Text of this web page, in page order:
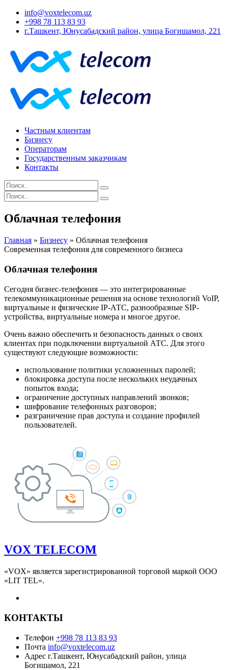
info@voxtelecom.uz
+998 78 113 83 93
г.Ташкент, Юнусабадский район, улица Богишамол, 221
Частным клиентам
Бизнесу
Операторам
Государственным заказчикам
Контакты
Облачная телефония
Главная » Бизнесу » Облачная телефония
Современная телефония для современного бизнеса
Облачная телефония
Сегодня бизнес-телефония — это интегрированные
телекоммуникационные решения на основе технологий VoIP,
виртуальные и физические IP-АТС, разнообразные SIP-
устройства, виртуальные номера и многое другое.
Очень важно обеспечить и безопасность данных о своих
клиентах при подключении виртуальной АТС. Для этого
существуют следующие возможности:
использование политики усложненных паролей;
блокировка доступа после нескольких неудачных
попыток входа;
ограничение доступных направлений звонков;
шифрование телефонных разговоров;
разграничение прав доступа и создание профилей
пользователей.
VOX TELECOM
«VOX» является зарегистрированной торговой маркой ООО
«LIT TEL».
КОНТАКТЫ
Телефон +998 78 113 83 93
Почта info@voxtelecom.uz
Адрес г.Ташкент, Юнусабадский район, улица
Богишамол, 221